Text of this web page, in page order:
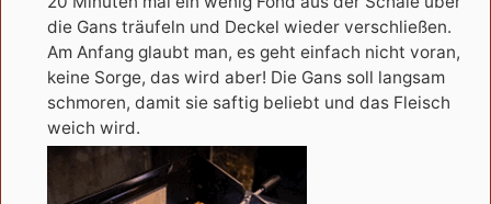
die Gans träufeln und Deckel wieder verschließen.
Am Anfang glaubt man, es geht einfach nicht voran,
keine Sorge, das wird aber! Die Gans soll langsam
schmoren, damit sie saftig beliebt und das Fleisch
weich wird.